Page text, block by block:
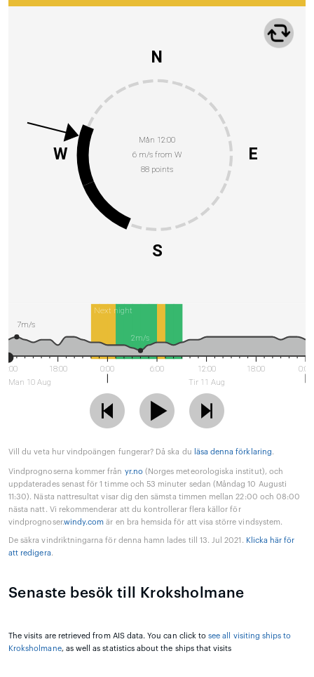
Mån 12:00
6 m/s from W
88 points
N
E
S
W
Next night
Man 10 Aug
18:00 0:00 6:00
12:00
Tir 11 Aug
18:00 0:00
7m/s
2m/s
Vill du veta hur vindpoängen fungerar? Då ska du läsa denna förklaring.
Vindprognoserna kommer från yr.no (Norges meteorologiska institut), och
uppdaterades senast för 1 timme och 53 minuter sedan (Måndag 10 Augusti
11:30). Nästa nattresultat visar dig den sämsta timmen mellan 22:00 och 08:00
nästa natt. Vi rekommenderar att du kontrollerar flera källor för
vindprognoser.windy.com är en bra hemsida för att visa större vindsystem.
De säkra vindriktningarna för denna hamn lades till 13. Jul 2021. Klicka här för
att redigera.
Senaste besök till Kroksholmane
The visits are retrieved from AIS data. You can click tosee all visiting ships to
Kroksholmane, as well as statistics about the ships that visits